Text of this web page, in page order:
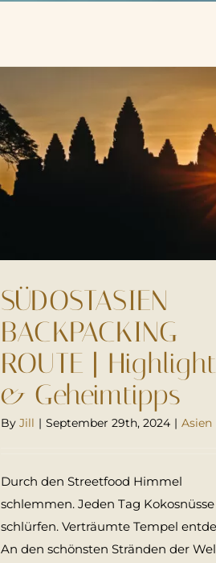
SÜDOSTASIEN
BACKPACKING
ROUTE |
& Geheimtipps
By Jill | September 29th, 2024 | Asien
Durch den Streetfood Himmel
schlemmen. Jeden Tag Kokosnüsse
schlürfen. Verträumte Tempel
An den schönsten Stränden der